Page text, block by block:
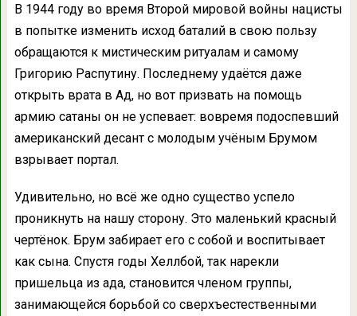
В 1944 году во время Второй мировой войны нацисты
в попытке изменить исход баталий в свою пользу
обращаются к мистическим ритуалам и самому
Григорию Распутину. Последнему удаётся даже
открыть врата в Ад, но вот призвать на помощь
армию сатаны он не успевает: вовремя подоспевший
американский десант с молодым учёным Брумом
взрывает портал.
Удивительно, но всё же одно существо успело
проникнуть на нашу сторону. Это маленький красный
чертёнок. Брум забирает его с собой и воспитывает
как сына. Спустя годы Хеллбой, так нарекли
пришельца из ада, становится членом группы,
занимающейся борьбой со сверхъестественными